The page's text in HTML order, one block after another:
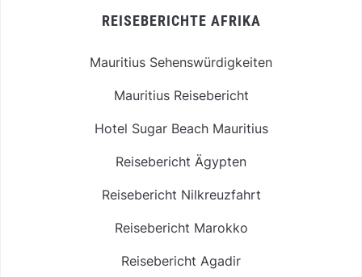
REISEBERICHTE AFRIKA
Mauritius Sehenswürdigkeiten
Mauritius Reisebericht
Hotel Sugar Beach Mauritius
Reisebericht Ägypten
Reisebericht Nilkreuzfahrt
Reisebericht Marokko
Reisebericht Agadir